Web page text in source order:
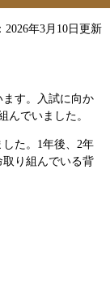
年3月10日更新
す。入試に向か
んでいました。
た。1年後、2年
り組んでいる背